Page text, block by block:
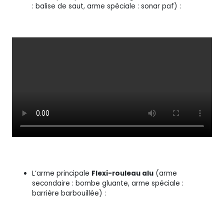
: balise de saut, arme spéciale : sonar paf) :
L’arme principale Flexi-rouleau alu (arme
secondaire : bombe gluante, arme spéciale :
barrière barbouillée) :